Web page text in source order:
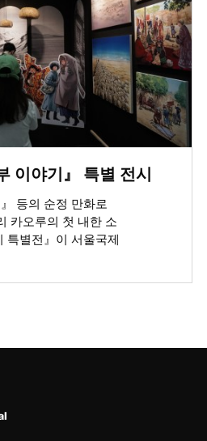
이야기』 특별 전시
등의 순정 만화로
카오루의 첫 내한 소
특별전』이 서울국제